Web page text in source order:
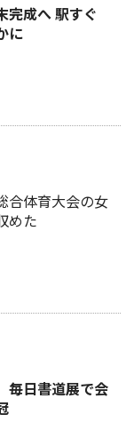
完成へ 駅すぐ
に
合体育大会の女
めた
日書道展で会